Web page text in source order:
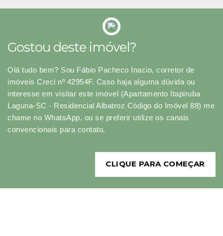
Gostou deste imóvel?
Olá tudo bem? Sou Fábio Pacheco Inacio, corretor de
imóveis Creci nº 42954F. Caso haja alguma dúvida ou
interesse em visitar este imóvel (Apartamento Itapiruba
Laguna-SC - Residencial Albatroz Código do Imóvel 88) me
chame no WhatsApp, ou se preferir utilize os canais
convencionais para contato.
CLIQUE PARA COMEÇAR